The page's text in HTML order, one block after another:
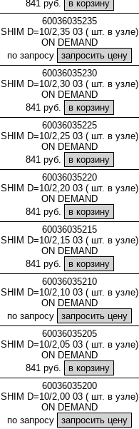
841 руб.
60036035235
SHIM D=10/2,35 03 ( шт. в узле)
ON DEMAND
по запросу
60036035230
SHIM D=10/2,30 03 ( шт. в узле)
ON DEMAND
841 руб.
60036035225
SHIM D=10/2,25 03 ( шт. в узле)
ON DEMAND
841 руб.
60036035220
SHIM D=10/2,20 03 ( шт. в узле)
ON DEMAND
841 руб.
60036035215
SHIM D=10/2,15 03 ( шт. в узле)
ON DEMAND
841 руб.
60036035210
SHIM D=10/2,10 03 ( шт. в узле)
ON DEMAND
по запросу
60036035205
SHIM D=10/2,05 03 ( шт. в узле)
ON DEMAND
841 руб.
60036035200
SHIM D=10/2,00 03 ( шт. в узле)
ON DEMAND
по запросу